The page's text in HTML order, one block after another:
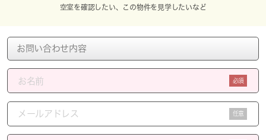
空室を確認したい、この物件を見学したいなど
必須
任意